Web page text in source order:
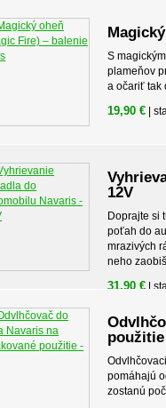
S
plameňov
a očariť tak
19,90 € |
12V
Doprajte si
poťah do
mrazivých
neho
31,90 € |
pomáhajú
zostanú